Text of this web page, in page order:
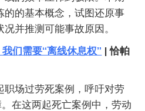
的的基本概念，试图还原事
并推测可能事故原因。
们需要“离线休息权” | 恰帕
职场过劳死案例，呼吁对劳
在这两起死亡案例中，劳动